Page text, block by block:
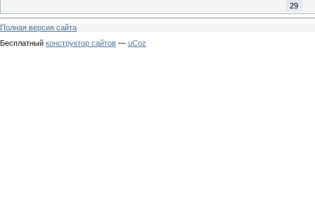
29
Полная версия сайта
Бесплатный конструктор сайтов — uCoz